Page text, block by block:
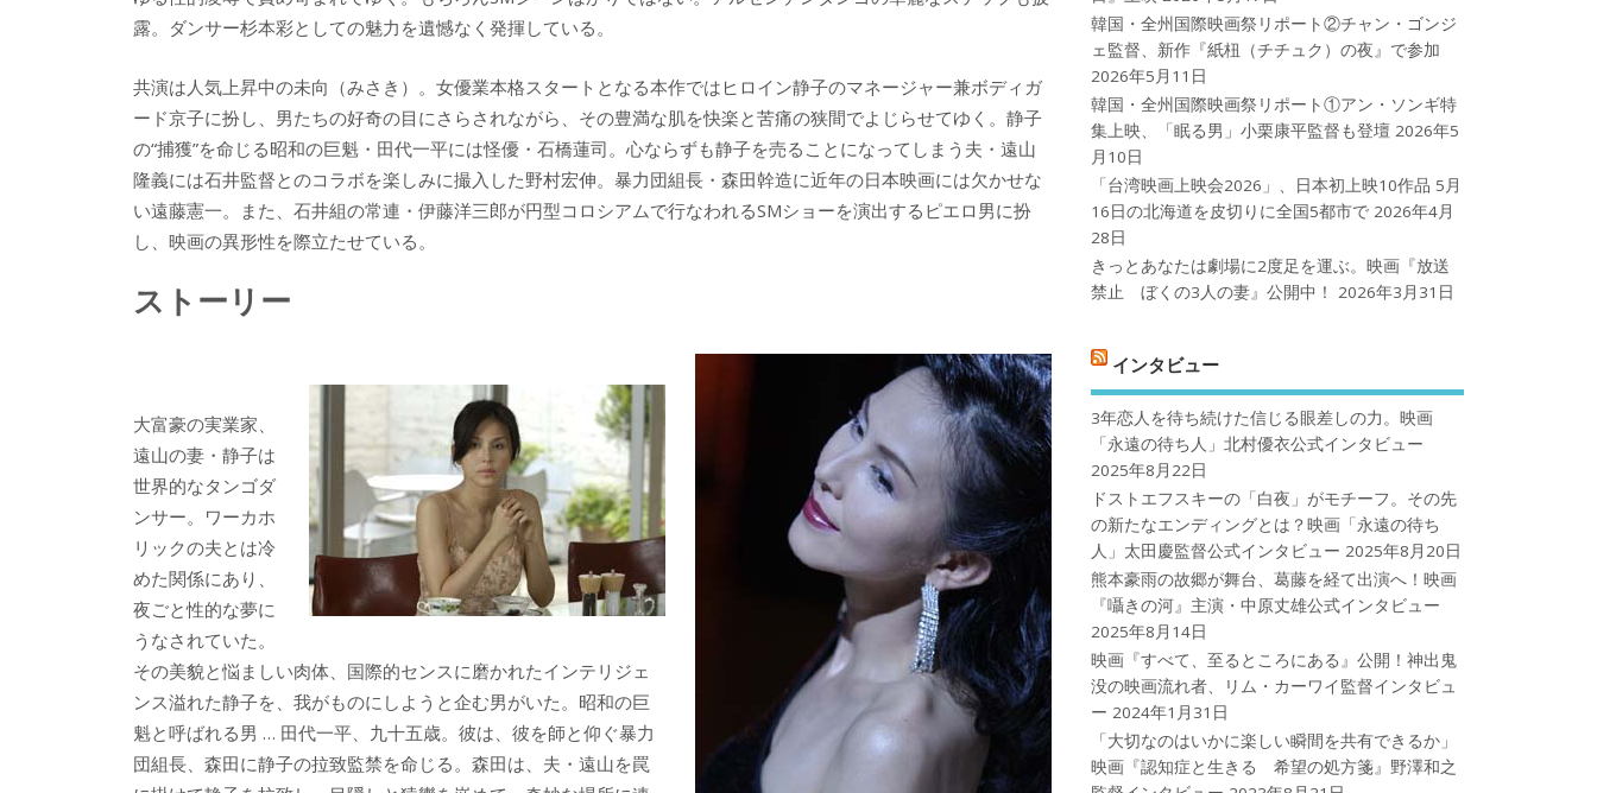
露。ダンサー杉本彩としての魅力を遺憾なく発揮している。
共演は人気上昇中の未向（みさき）。女優業本格スタートとなる本作ではヒロイン静子のマネージャー兼ボディガ
ード京子に扮し、男たちの好奇の目にさらされながら、その豊満な肌を快楽と苦痛の狭間でよじらせてゆく。静子
の“捕獲”を命じる昭和の巨魁・田代一平には怪優・石橋蓮司。心ならずも静子を売ることになってしまう夫・遠山
隆義には石井監督とのコラボを楽しみに撮入した野村宏伸。暴力団組長・森田幹造に近年の日本映画には欠かせな
い遠藤憲一。また、石井組の常連・伊藤洋三郎が円型コロシアムで行なわれるSMショーを演出するピエロ男に扮
し、映画の異形性を際立たせている。
ストーリー
大富豪の実業家、
遠山の妻・静子は
世界的なタンゴダ
ンサー。ワーカホ
リックの夫とは冷
めた関係にあり、
夜ごと性的な夢に
うなされていた。
その美貌と悩ましい肉体、国際的センスに磨かれたインテリジェ
ンス溢れた静子を、我がものにしようと企む男がいた。昭和の巨
魁と呼ばれる男 … 田代一平、九十五歳。彼は、彼を師と仰ぐ暴力
団組長、森田に静子の拉致監禁を命じる。森田は、夫・遠山を罠
韓国・全州国際映画祭リポート②チャン・ゴンジ
ェ監督、新作『紙杻（チチュク）の夜』で参加
2026年5月11日
韓国・全州国際映画祭リポート①アン・ソンギ特
集上映、「眠る男」小栗康平監督も登壇 2026年5
月10日
「台湾映画上映会2026」、日本初上映10作品 5月
16日の北海道を皮切りに全国5都市で 2026年4月
28日
きっとあなたは劇場に2度足を運ぶ。映画『放送
禁止 ぼくの3人の妻』公開中！
2026年3月31日
インタビュー
3年恋人を待ち続けた信じる眼差しの力。映画
「永遠の待ち人」北村優衣公式インタビュー
2025年8月22日
ドストエフスキーの「白夜」がモチーフ。その先
の新たなエンディングとは？映画「永遠の待ち
人」太田慶監督公式インタビュー 2025年8月20日
熊本豪雨の故郷が舞台、葛藤を経て出演へ！映画
『囁きの河』主演・中原丈雄公式インタビュー
2025年8月14日
映画『すべて、至るところにある』公開！神出鬼
没の映画流れ者、リム・カーワイ監督インタビュ
ー 2024年1月31日
「大切なのはいかに楽しい瞬間を共有できるか」
映画『認知症と生きる 希望の処方箋』野澤和之